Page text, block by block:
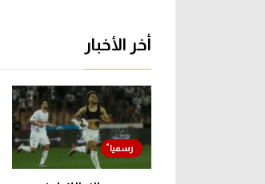
أخر الأخبار